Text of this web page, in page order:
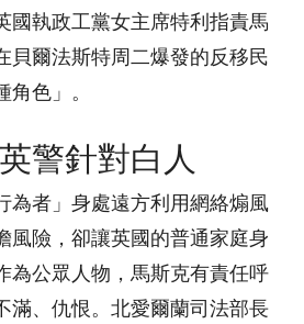
國執政工黨女主席特利指責馬
貝爾法斯特周二爆發的反移民
色」。
警針對白人
為者」身處遠方利用網絡煽風
風險，卻讓英國的普通家庭身
為公眾人物，馬斯克有責任呼
滿、仇恨。北愛爾蘭司法部長